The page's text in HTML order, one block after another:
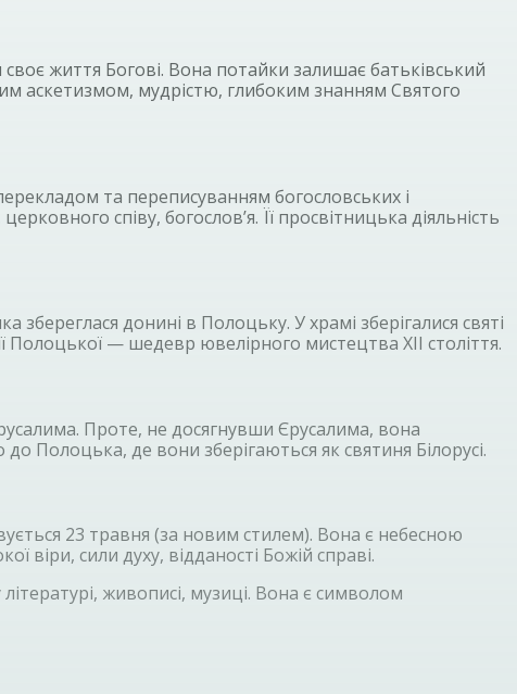
життя Богові. Вона потайки залишає батьківський
аскетизмом, мудрістю, глибоким знанням Святого
та переписуванням богословських і
співу, богослов’я. Її просвітницька діяльність
донині в Полоцьку. У храмі зберігалися святі
Полоцької — шедевр ювелірного мистецтва XII століття.
Проте, не досягнувши Єрусалима, вона
Полоцька, де вони зберігаються як святиня Білорусі.
23 травня (за новим стилем). Вона є небесною
віри, сили духу, відданості Божій справі.
літературі, живописі, музиці. Вона є символом